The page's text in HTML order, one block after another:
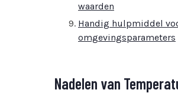
waarden
Handig hulpmiddel
omgevingsparameters
Nadelen van